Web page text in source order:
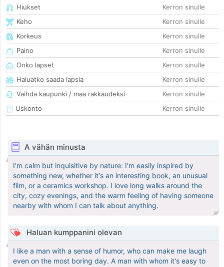
Hiukset
Kerron sinulle
Keho
Kerron sinulle
Korkeus
Kerron sinulle
Paino
Kerron sinulle
Onko lapset
Kerron sinulle
Haluatko saada lapsia
Kerron sinulle
Vaihda kaupunki / maa rakkaudeksi
Kerron sinulle
Uskonto
Kerron sinulle
A vähän minusta
I'm calm but inquisitive by nature: I'm easily inspired by
something new, whether it's an interesting book, an unusual
film, or a ceramics workshop. I love long walks around the
city, cozy evenings, and the warm feeling of having someone
nearby with whom I can talk about anything.
Haluan kumppanini olevan
I like a man with a sense of humor, who can make me laugh
even on the most boring day. A man with whom it's easy to